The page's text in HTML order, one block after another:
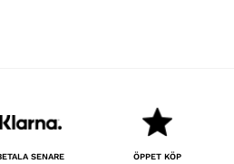
SENARE ÖPPET KÖP